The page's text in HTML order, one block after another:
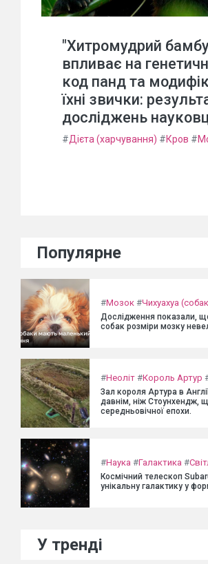
"Хитромудрий
впливає на
код панд та
їхні звички:
досліджень
#Дієта (харчування) #Кров #
Популярне
#Мозок #Чихуахуа
Дослідження показали,
собак розміри мозку
#Неоліт #Король Артур
Зал короля Артура в
давнім, ніж Стоунхендж,
середньовічної епохи.
#Наука #Галактика #
Космічний телескоп
унікальну галактику у
У тренді